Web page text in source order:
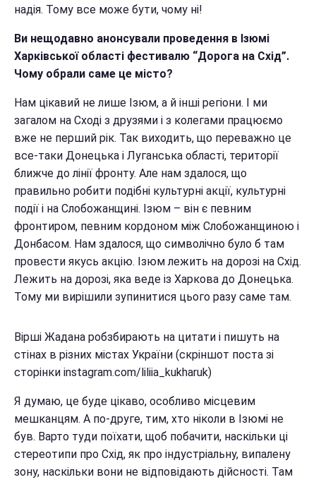
надія. Тому все може бути, чому ні!
Ви нещодавно анонсували проведення в Ізюмі
Харківської області фестивалю “Дорога на Схід”.
Чому обрали саме це місто?
Нам цікавий не лише Ізюм, а й інші регіони. І ми
загалом на Сході з друзями і з колегами працюємо
вже не перший рік. Так виходить, що переважно це
все-таки Донецька і Луганська області, території
ближче до лінії фронту. Але нам здалося, що
правильно робити подібні культурні акції, культурні
події і на Слобожанщині. Ізюм – він є певним
фронтиром, певним кордоном між Слобожанщиною і
Донбасом. Нам здалося, що символічно було б там
провести якусь акцію. Ізюм лежить на дорозі на Схід.
Лежить на дорозі, яка веде із Харкова до Донецька.
Тому ми вирішили зупинитися цього разу саме там.
Вірші Жадана робзбирають на цитати і пишуть на
стінах в різних містах України (скріншот поста зі
сторінки instagram.com/liliia_kukharuk)
Я думаю, це буде цікаво, особливо місцевим
мешканцям. А по-друге, тим, хто ніколи в Ізюмі не
був. Варто туди поїхати, щоб побачити, наскільки ці
стереотипи про Схід, як про індустріальну, випалену
зону, наскільки вони не відповідають дійсності. Там